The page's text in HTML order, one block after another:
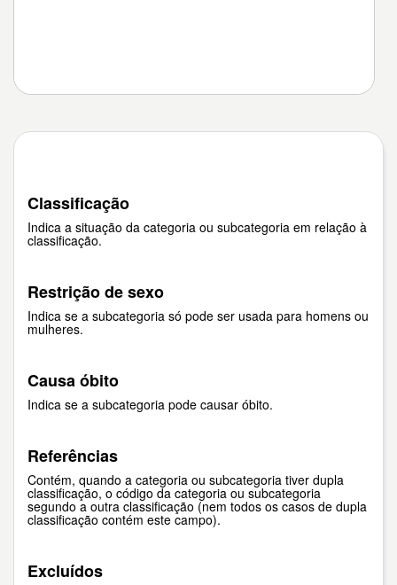
Classificação
Indica a situação da categoria ou subcategoria em relação à
classificação.
Restrição de sexo
Indica se a subcategoria só pode ser usada para homens ou
mulheres.
Causa óbito
Indica se a subcategoria pode causar óbito.
Referências
Contém, quando a categoria ou subcategoria tiver dupla
classificação, o código da categoria ou subcategoria
segundo a outra classificação (nem todos os casos de dupla
classificação contém este campo).
Excluídos